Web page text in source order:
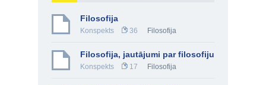
Filosofija
Konspekts 36 Filosofija
Filosofija, jautājumi par filosofiju
Konspekts 17 Filosofija